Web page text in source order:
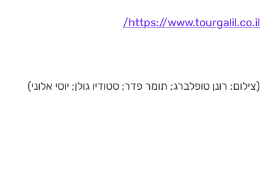
https://www.tourgalil.co.il/
(צילום: רונן טופלברג; תומר פדר; סטודיו גולן; יוסי אלוני)